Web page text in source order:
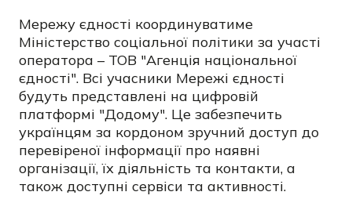
Мережу єдності координуватиме
Міністерство соціальної політики за участі
оператора – ТОВ "Агенція національної
єдності". Всі учасники Мережі єдності
будуть представлені на цифровій
платформі "Додому". Це забезпечить
українцям за кордоном зручний доступ до
перевіреної інформації про наявні
організації, їх діяльність та контакти, а
також доступні сервіси та активності.